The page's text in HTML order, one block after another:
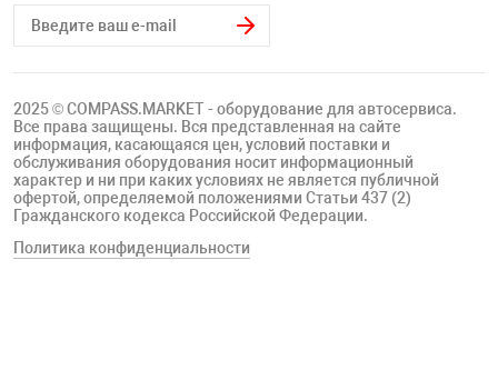
2025 © COMPASS.MARKET - оборудование для автосервиса.
Все права защищены. Вся представленная на сайте
информация, касающаяся цен, условий поставки и
обслуживания оборудования носит информационный
характер и ни при каких условиях не является публичной
офертой, определяемой положениями Статьи 437 (2)
Гражданского кодекса Российской Федерации.
Политика конфиденциальности